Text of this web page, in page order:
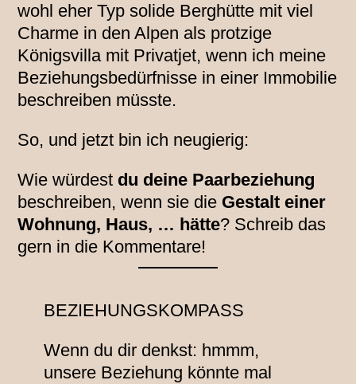
wohl eher Typ solide Berghütte mit viel
Charme in den Alpen als protzige
Königsvilla mit Privatjet, wenn ich meine
Beziehungsbedürfnisse in einer Immobilie
beschreiben müsste.
So, und jetzt bin ich neugierig:
Wie würdest du deine Paarbeziehung
beschreiben, wenn sie die Gestalt einer
Wohnung, Haus, … hätte? Schreib das
gern in die Kommentare!
BEZIEHUNGSKOMPASS
Wenn du dir denkst: hmmm,
unsere Beziehung könnte mal